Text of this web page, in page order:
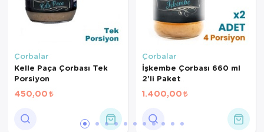
Çorbalar
Kelle Paça Çorbası Tek
Porsiyon
450,00
Çorbalar
İşkembe Çorbası 660 ml
2'li Paket
1.400,00